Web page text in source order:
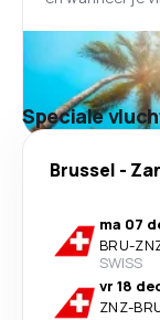
Speciale
Brussel -
ma 07
BRU-
SWISS
vr 18
ZNZ-